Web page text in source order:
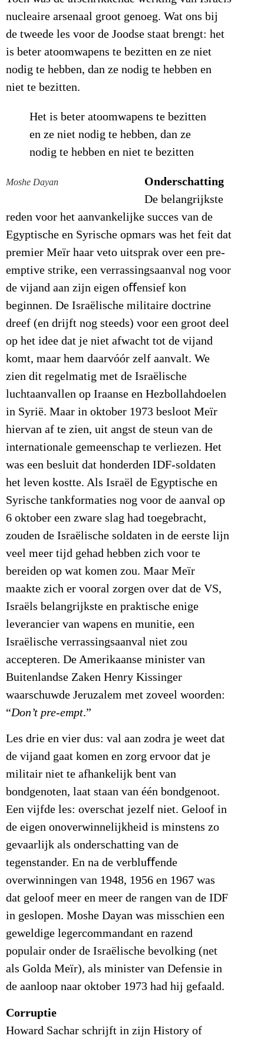
nucleaire arsenaal groot genoeg. Wat ons bij
de tweede les voor de Joodse staat brengt: het
is beter atoomwapens te bezitten en ze niet
nodig te hebben, dan ze nodig te hebben en
niet te bezitten.
Het is beter atoomwapens te bezitten
en ze niet nodig te hebben, dan ze
nodig te hebben en niet te bezitten
Moshe Dayan Onderschatting
De belangrijkste
reden voor het aanvankelijke succes van de
Egyptische en Syrische opmars was het feit dat
premier Meïr haar veto uitsprak over een pre-
emptive strike, een verrassingsaanval nog voor
de vijand aan zijn eigen oﬀensief kon
beginnen. De Israëlische militaire doctrine
dreef (en drijft nog steeds) voor een groot deel
op het idee dat je niet afwacht tot de vijand
komt, maar hem daarvóór zelf aanvalt. We
zien dit regelmatig met de Israëlische
luchtaanvallen op Iraanse en Hezbollahdoelen
in Syrië. Maar in oktober 1973 besloot Meïr
hiervan af te zien, uit angst de steun van de
internationale gemeenschap te verliezen. Het
was een besluit dat honderden IDF-soldaten
het leven kostte. Als Israël de Egyptische en
Syrische tankformaties nog voor de aanval op
6 oktober een zware slag had toegebracht,
zouden de Israëlische soldaten in de eerste lijn
veel meer tijd gehad hebben zich voor te
bereiden op wat komen zou. Maar Meïr
maakte zich er vooral zorgen over dat de VS,
Israëls belangrijkste en praktische enige
leverancier van wapens en munitie, een
Israëlische verrassingsaanval niet zou
accepteren. De Amerikaanse minister van
Buitenlandse Zaken Henry Kissinger
waarschuwde Jeruzalem met zoveel woorden:
“Don’t pre-empt.”
Les drie en vier dus: val aan zodra je weet dat
de vijand gaat komen en zorg ervoor dat je
militair niet te afhankelijk bent van
bondgenoten, laat staan van één bondgenoot.
Een vijfde les: overschat jezelf niet. Geloof in
de eigen onoverwinnelijkheid is minstens zo
gevaarlijk als onderschatting van de
tegenstander. En na de verbluﬀende
overwinningen van 1948, 1956 en 1967 was
dat geloof meer en meer de rangen van de IDF
in geslopen. Moshe Dayan was misschien een
geweldige legercommandant en razend
populair onder de Israëlische bevolking (net
als Golda Meïr), als minister van Defensie in
de aanloop naar oktober 1973 had hij gefaald.
Corruptie
Howard Sachar schrijft in zijn History of